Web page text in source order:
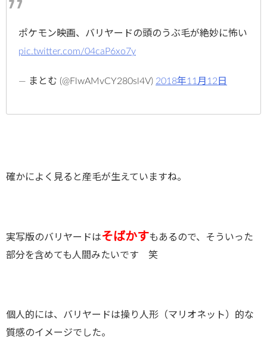
ポケモン映画、バリヤードの頭のうぶ毛が絶妙に怖い
pic.twitter.com/04caP6xo7y
— まとむ (@FlwAMvCY280sl4V) 2018年11月12日
確かによく見ると産毛が生えていますね。
実写版のバリヤードはそばかすもあるので、そういった
部分を含めても人間みたいです 笑
個人的には、バリヤードは操り人形（マリオネット）的な
質感のイメージでした。